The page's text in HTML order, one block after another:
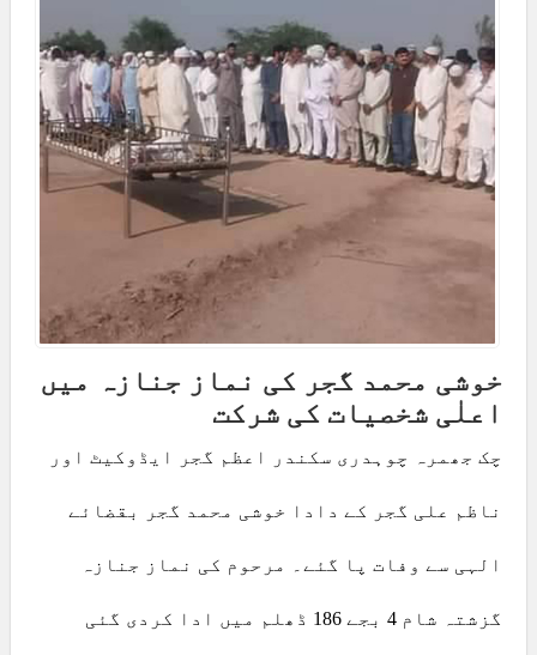
خوشی محمد گجر کی نماز جنازہ میں
اعلٰی شخصیات کی شرکت
چک جھمرہ چوہدری سکندر اعظم گجر ایڈوکیٹ اور
ناظم علی گجر کے دادا خوشی محمد گجر بقضائے
الہی سے وفات پا گئے۔ مرحوم کی نماز جنازہ
گزشتہ شام 4 بجے 186 ڈھلم میں ادا کردی گئی